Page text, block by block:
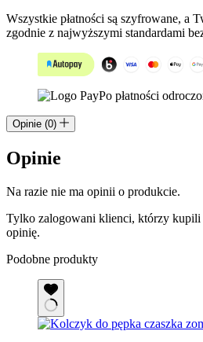
Wszystkie płatności są szyfrowane, a
zgodnie z najwyższymi standardami
Opinie (0)
Opinie
Na razie nie ma opinii o produkcie.
Tylko zalogowani klienci, którzy kupili
opinię.
Podobne produkty